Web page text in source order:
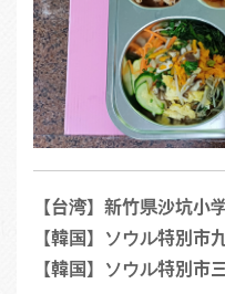
【台湾】新竹県沙坑小
【韓国】ソウル特別市
【韓国】ソウル特別市